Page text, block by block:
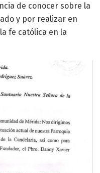
de conocer sobre la
y por realizar en
fe católica en la